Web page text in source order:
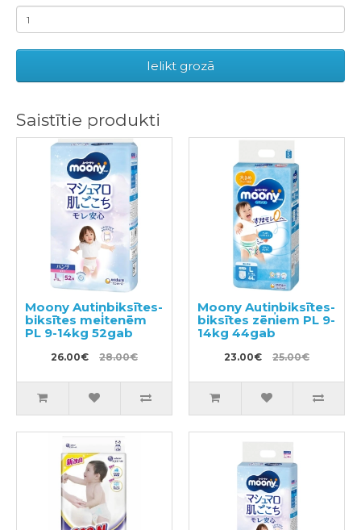
Ielikt grozā
Saistītie produkti
Moony Autiņbiksītes-
biksītes meitenēm
PL 9-14kg 52gab
26.00€ 28.00€
Moony Autiņbiksītes-
biksītes zēniem PL 9-
14kg 44gab
23.00€ 25.00€